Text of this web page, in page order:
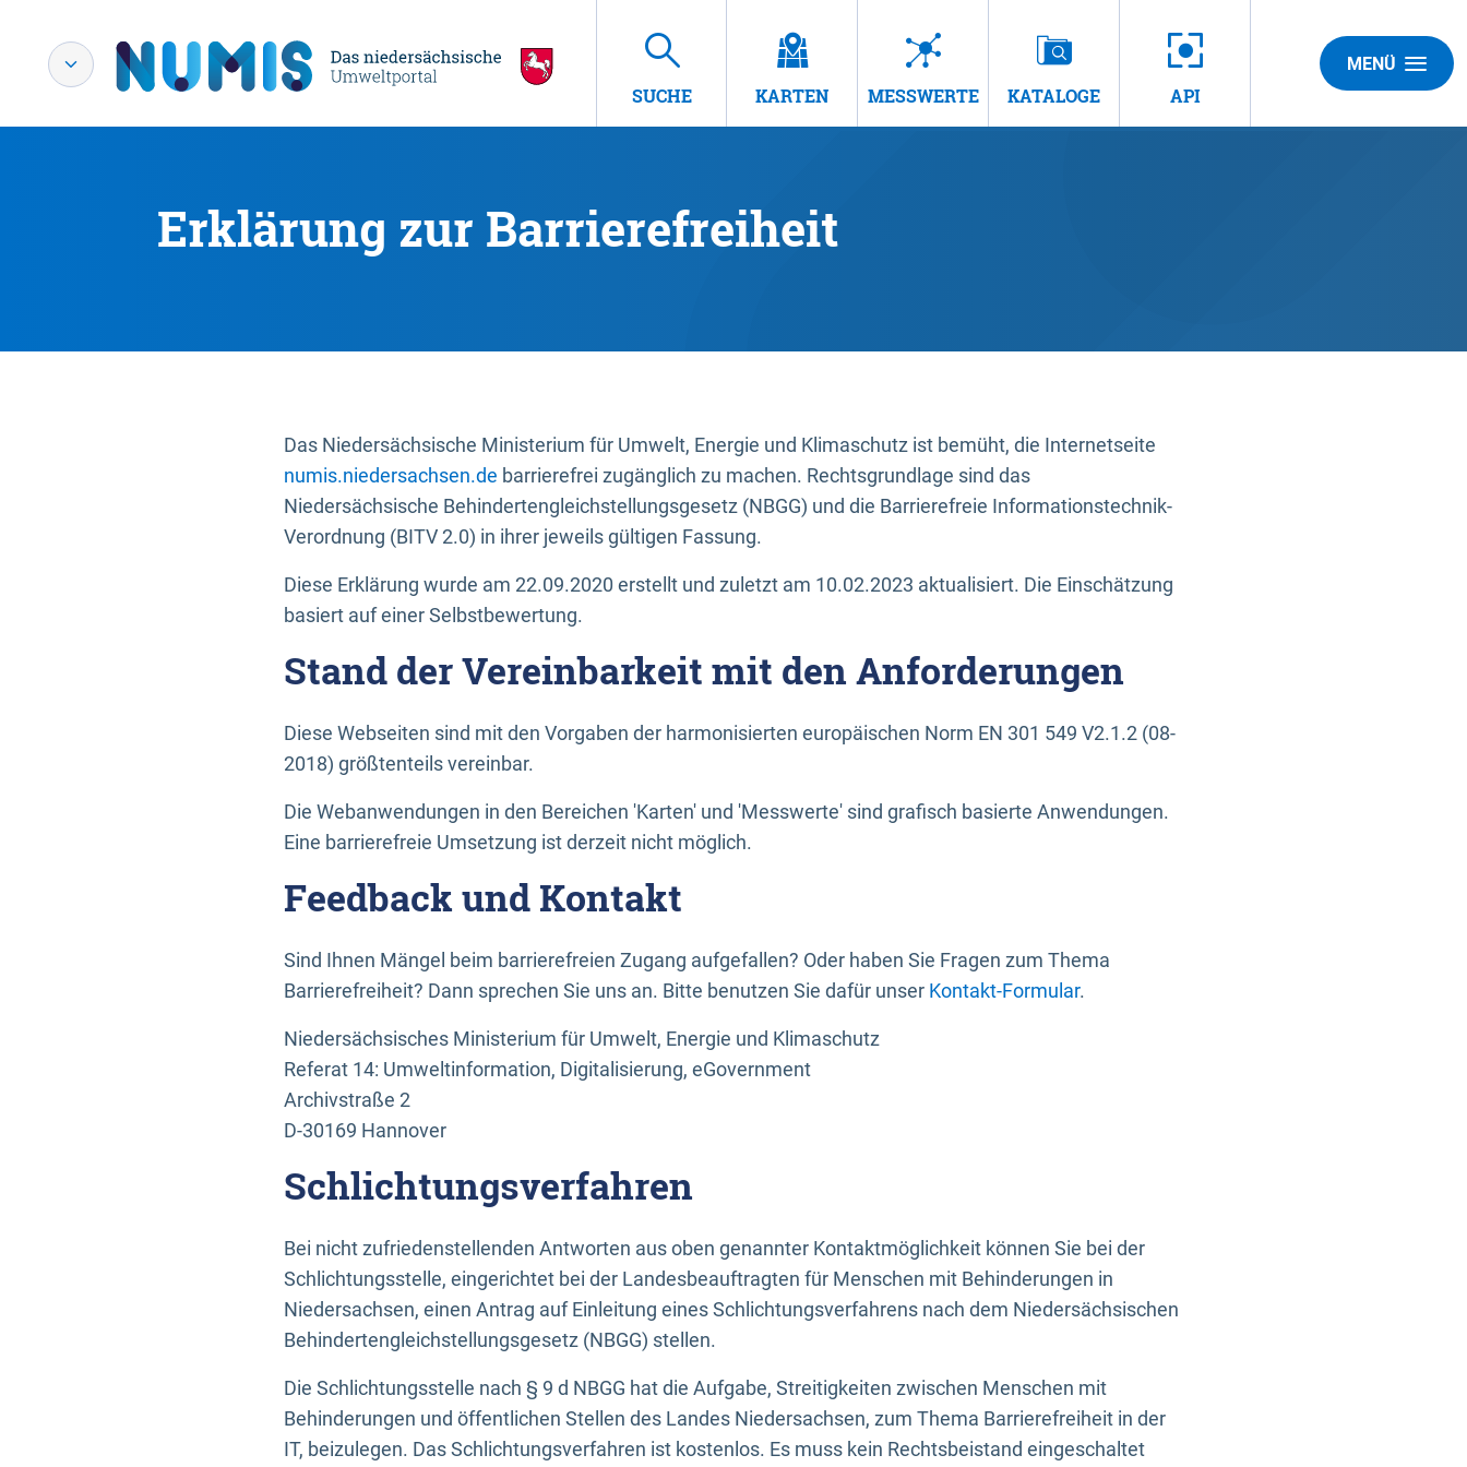
SUCHE KARTEN MESSWERTE KATALOGE API
MENÜ
Erklärung zur Barrierefreiheit
Das Niedersächsische Ministerium für Umwelt, Energie und Klimaschutz ist bemüht, die Internetseite
numis.niedersachsen.de barrierefrei zugänglich zu machen. Rechtsgrundlage sind das
Niedersächsische Behindertengleichstellungsgesetz (NBGG) und die Barrierefreie Informationstechnik-
Verordnung (BITV 2.0) in ihrer jeweils gültigen Fassung.
Diese Erklärung wurde am 22.09.2020 erstellt und zuletzt am 10.02.2023 aktualisiert. Die Einschätzung
basiert auf einer Selbstbewertung.
Stand der Vereinbarkeit mit den Anforderungen
Diese Webseiten sind mit den Vorgaben der harmonisierten europäischen Norm EN 301 549 V2.1.2 (08-
2018) größtenteils vereinbar.
Die Webanwendungen in den Bereichen 'Karten' und 'Messwerte' sind grafisch basierte Anwendungen.
Eine barrierefreie Umsetzung ist derzeit nicht möglich.
Feedback und Kontakt
Sind Ihnen Mängel beim barrierefreien Zugang aufgefallen? Oder haben Sie Fragen zum Thema
Barrierefreiheit? Dann sprechen Sie uns an. Bitte benutzen Sie dafür unser Kontakt-Formular.
Niedersächsisches Ministerium für Umwelt, Energie und Klimaschutz
Referat 14: Umweltinformation, Digitalisierung, eGovernment
Archivstraße 2
D-30169 Hannover
Schlichtungsverfahren
Bei nicht zufriedenstellenden Antworten aus oben genannter Kontaktmöglichkeit können Sie bei der
Schlichtungsstelle, eingerichtet bei der Landesbeauftragten für Menschen mit Behinderungen in
Niedersachsen, einen Antrag auf Einleitung eines Schlichtungsverfahrens nach dem Niedersächsischen
Behindertengleichstellungsgesetz (NBGG) stellen.
Die Schlichtungsstelle nach § 9 d NBGG hat die Aufgabe, Streitigkeiten zwischen Menschen mit
Behinderungen und öffentlichen Stellen des Landes Niedersachsen, zum Thema Barrierefreiheit in der
IT, beizulegen. Das Schlichtungsverfahren ist kostenlos. Es muss kein Rechtsbeistand eingeschaltet